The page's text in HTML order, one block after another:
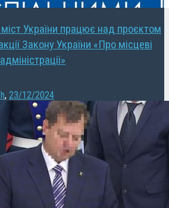
міст України працює над проєктом
Закону України «Про місцеві
, 23/12/2024